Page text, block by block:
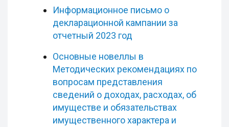
Информационное письмо о
декларационной кампании за
отчетный 2023 год
Основные новеллы в
Методических рекомендациях по
вопросам представления
сведений о доходах, расходах, об
имуществе и обязательствах
имущественного характера и